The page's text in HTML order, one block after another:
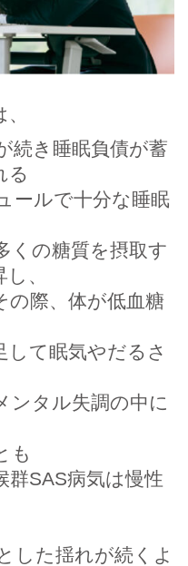
続き睡眠負債が蓄
る
で十分な睡眠
くの糖質を摂取す
、
の際、体が低血糖
して眠気やだるさ
ンタル失調の中に
も
群SAS病気は慢性
した揺れが続くよ